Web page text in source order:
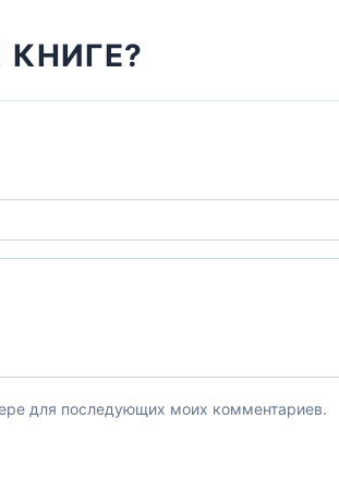
для последующих моих комментариев.